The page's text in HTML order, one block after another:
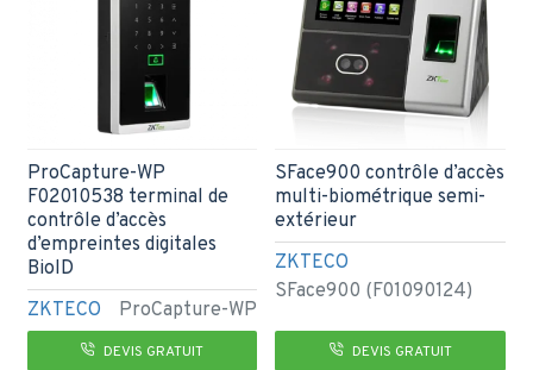
ZKTECO ProCapture-WP
ProCapture-WP
F02010538 terminal de
contrôle d’accès
d’empreintes digitales
BioID
DEVIS GRATUIT
ZKTECO
SFace900 (F01090124)
SFace900 contrôle d’accès
multi-biométrique semi-
extérieur
DEVIS GRATUIT